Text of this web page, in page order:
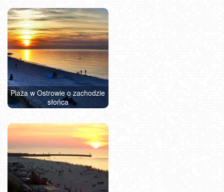
Plaża w Ostrowie o zachodzie
słońca
Zachód słońca na plaży w
Mrzeżynie